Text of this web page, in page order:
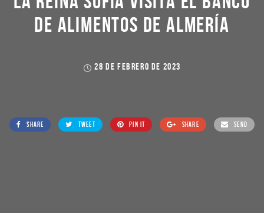
DE ALIMENTOS DE ALMERÍA
28 DE FEBRERO DE 2023
SHARE TWEET PIN IT SHARE SEND